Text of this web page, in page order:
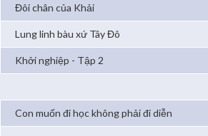
Đôi chân của Khải
Lung linh bàu xứ Tây Đô
Khởi nghiệp - Tập 2
Con muốn đi học không phải đi diễn